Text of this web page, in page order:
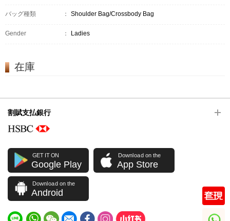
バッグ種類 ： Shoulder Bag/Crossbody Bag
Gender ： Ladies
在庫
割賦支払銀行
GET IT ON
Google Play
Download on the
App Store
Download on the
Android